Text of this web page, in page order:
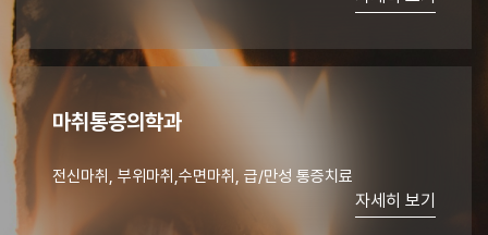
마취통증의학과
전신마취, 부위마취,수면마취, 급/만성 통증치료
자세히 보기